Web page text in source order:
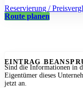
Reservierung /
Route planen
EINTRAG
Sind die Informationen in
Eigentümer dieses
jetzt an.